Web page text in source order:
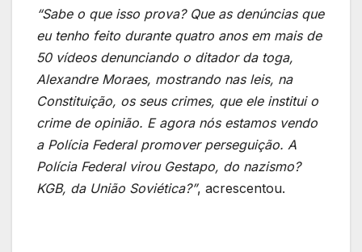
“Sabe o que isso prova? Que as denúncias que
eu tenho feito durante quatro anos em mais de
50 vídeos denunciando o ditador da toga,
Alexandre Moraes, mostrando nas leis, na
Constituição, os seus crimes, que ele institui o
crime de opinião. E agora nós estamos vendo
a Polícia Federal promover perseguição. A
Polícia Federal virou Gestapo, do nazismo?
KGB, da União Soviética?”, acrescentou.